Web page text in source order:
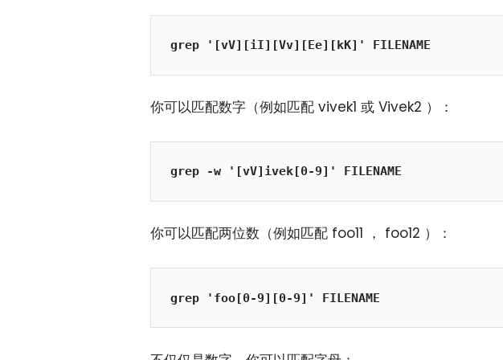
grep '[vV][iI][Vv][Ee][kK]' FILENAME
你可以匹配数字（例如匹配 vivek1 或 Vivek2 ）：
grep -w '[vV]ivek[0-9]' FILENAME
你可以匹配两位数（例如匹配 foo11 ， foo12 ）：
grep 'foo[0-9][0-9]' FILENAME